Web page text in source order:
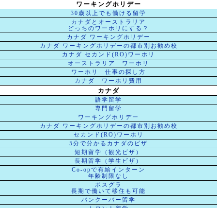
ワーキングホリデー
30歳以上でも働ける留学
カナダとオーストラリア
どっちのワーホリにする？
カナダ ワーキングホリデー
カナダ ワーキングホリデーの都市別お勧め校
カナダ セカンド(RO)ワーホリ
オーストラリア ワーホリ
ワーホリ 仕事の探し方
カナダ ワーホリ費用
カナダ
語学留学
専門留学
ワーキングホリデー
カナダ ワーキングホリデーの都市別お勧め校
セカンド(RO)ワーホリ
5分で分かるカナダのビザ
短期留学（観光ビザ）
長期留学（学生ビザ）
Co-opで有給インターン
年齢制限なし
ポスグラ
長期で働いて移住も可能
バンクーバー留学